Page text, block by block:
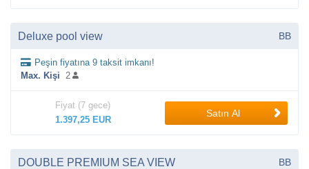
Deluxe pool view BB
Peşin fiyatına 9 taksit imkanı!
Max. Kişi 2
Fiyat (7 gece)
1.397,25 EUR
Satın Al
DOUBLE PREMIUM SEA VIEW BB